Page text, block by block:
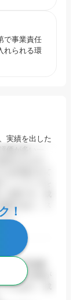
で事業責任
れられる環
実績を出した
価が多い一
企業です。成
織であり、ス
す。
権や昇格機
境との評価が
スもあり、成
！